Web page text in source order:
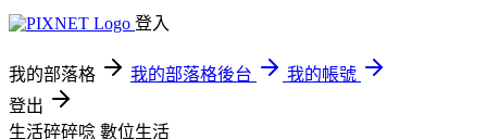
登入
我的部落格 我的部落格後台
我的帳號
登出
生活碎碎唸 數位生活